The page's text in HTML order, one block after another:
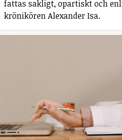
fattas sakligt, opartiskt och
krönikören Alexander Isa.